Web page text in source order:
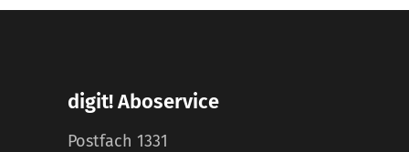
digit! Aboservice
Postfach 1331